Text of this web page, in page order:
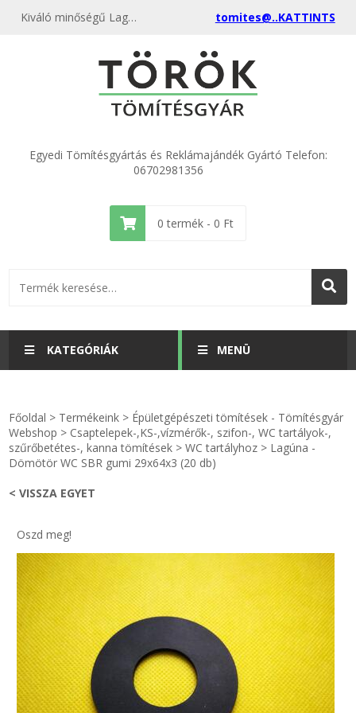
Kiváló minőségű Lagúna Dömötör WC SBR gumi 29x64x3 (20 db) kedvező áron, egyenest a gyártótól, rendeld meg most és csatlakozz a több ezer elégedett vásárlóhoz. tomites@..KATTINTS
Egyedi Tömítésgyártás és Reklámajándék Gyártó Telefon:
06702981356
0 termék - 0 Ft
KATEGÓRIÁK
KULCSTARTÓ - KULCSKARIKA
HŰTŐMÁGNES KERET - FÓLIA
IPARI KARIMA TÖMÍTÉS
TÖMÍTŐ TÁBLA - SZIGETELŐ LEMEZ
GUMILEMEZ - FILC - HÓTOLÓ
TÖMÍTŐ ZSINÓR - RAGASZTÓ
MENÜ
videók
Termékek
Egyedi gyártás
Hírek
Kapcsolat
ÁSZF
Főoldal > Termékeink > Épületgépészeti tömítések - Tömítésgyár
Webshop > Csaptelepek-,KS-,vízmérők-, szifon-, WC tartályok-,
szűrőbetétes-, kanna tömítések >WC tartályhoz > Lagúna -
Dömötör WC SBR gumi 29x64x3 (20 db)
< VISSZA EGYET
Oszd meg!